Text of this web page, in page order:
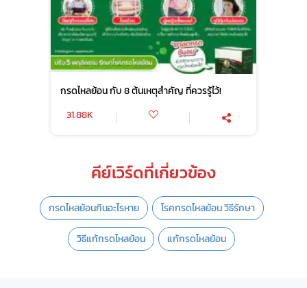
กรดไหลย้อน กับ 8 ต้นเหตุสำคัญ ที่ควรรู้ไว้!
31.88K
คีย์เวิร์ดที่เกี่ยวข้อง
กรดไหลย้อนกินอะไรหาย โรคกรดไหลย้อน วิธีรักษา
วิธีแก้กรดไหลย้อน แก้กรดไหลย้อน